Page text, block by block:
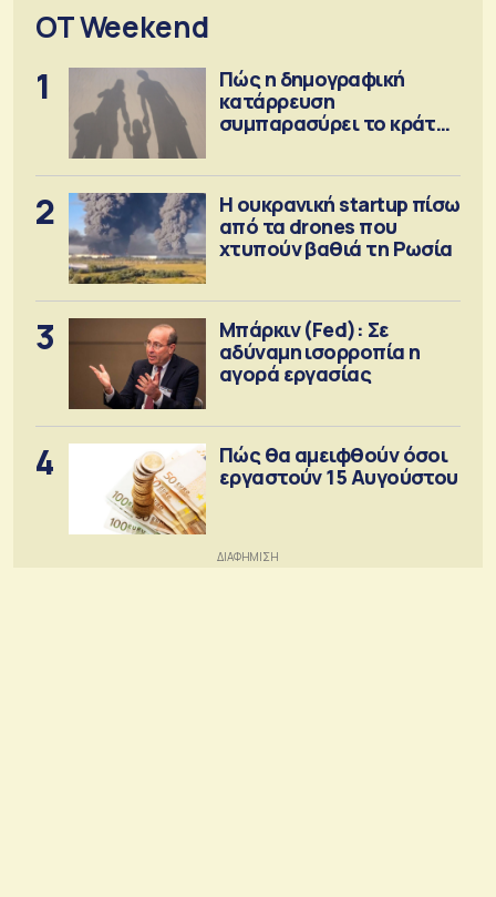
OT Weekend
1
Πώς η δημογραφική
κατάρρευση
συμπαρασύρει το κράτος
2
Η ουκρανική startup πίσω
από τα drones που
χτυπούν βαθιά τη Ρωσία
3
Μπάρκιν (Fed): Σε
αδύναμη ισορροπία η
αγορά εργασίας
4
Πώς θα αμειφθούν όσοι
εργαστούν 15 Αυγούστου